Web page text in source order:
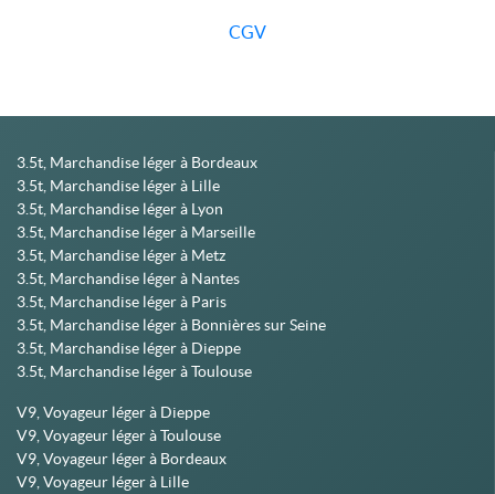
CGV
3.5t, Marchandise léger à Bordeaux
3.5t, Marchandise léger à Lille
3.5t, Marchandise léger à Lyon
3.5t, Marchandise léger à Marseille
3.5t, Marchandise léger à Metz
3.5t, Marchandise léger à Nantes
3.5t, Marchandise léger à Paris
3.5t, Marchandise léger à Bonnières sur Seine
3.5t, Marchandise léger à Dieppe
3.5t, Marchandise léger à Toulouse
V9, Voyageur léger à Dieppe
V9, Voyageur léger à Toulouse
V9, Voyageur léger à Bordeaux
V9, Voyageur léger à Lille